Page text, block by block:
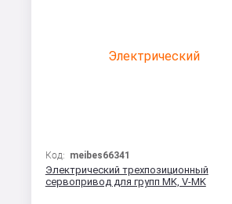
Код: meibes66341
Электрический трехпозиционный
сервопривод для групп MK, V-MK